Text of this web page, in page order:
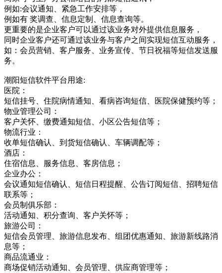
例如:会议通知、紧急工作安排等，
例如有 奖调查、信息定制、信息查询等。
更重要的是企业客户可以通过该业务对外提供信息服务，
同时企业客户还可通过该业务与客户之间实现短信互动服务，
如：会员营销、客户服务、业务宣传、节日祝福等短信发送服
务。
潮阳短信软件平台用途:
医院：
短信挂号、住院病情通知、看病咨询短信、医院保健预约等；
物业管理公司：
客户关怀、缴费通知短信、小区公告短信等；
物流行业：
收单短信确认、到货短信确认、车辆调配等；
酒店：
住宿信息、服务信息、客房信息；
企业办公：
会议通知短信确认、短信日程提醒、公告订阅短信、招聘短信
联系等；
会员制俱乐部：
活动通知、积分查询、客户关怀等；
旅游公司：
短信会员管理、旅游信息发布、组团优惠通知、旅游新线路消
息等；
商品流通业：
商场促销活动通知、会员管理、供应商管理等；